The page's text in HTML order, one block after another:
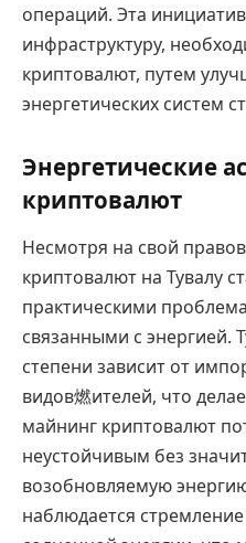
операций. Эта
инфраструктуру,
криптовалют, путем
энергетических систем
Энергетические
криптовалют
Несмотря на свой
криптовалют на Тувалу
практическими
связанными с энергией.
степени зависит от
видов燃ителей, что
майнинг криптовалют
неустойчивым без
возобновляемую
наблюдается